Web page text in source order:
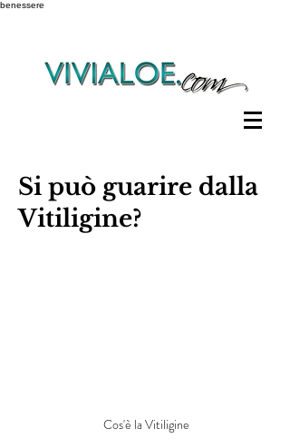
benessere
Si può guarire dalla
Vitiligine?
Cos'è la Vitiligine